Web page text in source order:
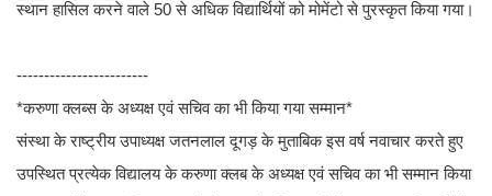
स्थान हासिल करने वाले 50 से अधिक विद्यार्थियों को मोमेंटो से पुरस्कृत किया गया।
------------------------
*करुणा क्लब्स के अध्यक्ष एवं सचिव का भी किया गया सम्मान*
संस्था के राष्ट्रीय उपाध्यक्ष जतनलाल दूगड़ के मुताबिक इस वर्ष नवाचार करते हुए
उपस्थित प्रत्येक विद्यालय के करुणा क्लब के अध्यक्ष एवं सचिव का भी सम्मान किया